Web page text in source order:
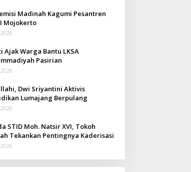
Madinah Kagumi Pesantren
Mojokerto
Ajak Warga Bantu LKSA
Pasirian
Dwi Sriyantini Aktivis
Lumajang Berpulang
STID Moh. Natsir XVI, Tokoh
Tekankan Pentingnya Kaderisasi